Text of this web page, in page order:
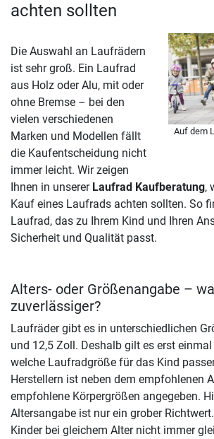
achten sollten
Auf dem
Die Auswahl an Laufrädern
ist sehr groß. Ein Laufrad
aus Holz oder Alu, mit oder
ohne Bremse – bei den
vielen verschiedenen
Marken und Modellen fällt
die Kaufentscheidung nicht
immer leicht. Wir zeigen
Ihnen in unserer Laufrad Kaufberatung,
Kauf eines Laufrads achten sollten. So
Laufrad, das zu Ihrem Kind und Ihren
Sicherheit und Qualität passt.
Alters- oder Größenangabe –
zuverlässiger?
Laufräder gibt es in unterschiedlichen
und 12,5 Zoll. Deshalb gilt es erst
welche Laufradgröße für das Kind
Herstellern ist neben dem empfohlenen
empfohlene Körpergrößen angegeben.
Altersangabe ist nur ein grober
Kinder bei gleichem Alter nicht immer